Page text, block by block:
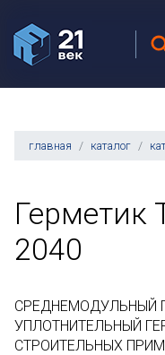
главная каталог
Герметик
2040
СРЕДНЕМОДУЛЬНЫЙ
УПЛОТНИТЕЛЬНЫЙ
СТРОИТЕЛЬНЫХ